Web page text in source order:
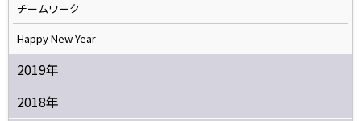
チームワーク
Happy New Year
2019年
2018年